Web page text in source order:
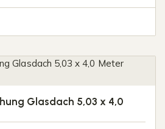
Glasdach 5,03 x 4,0